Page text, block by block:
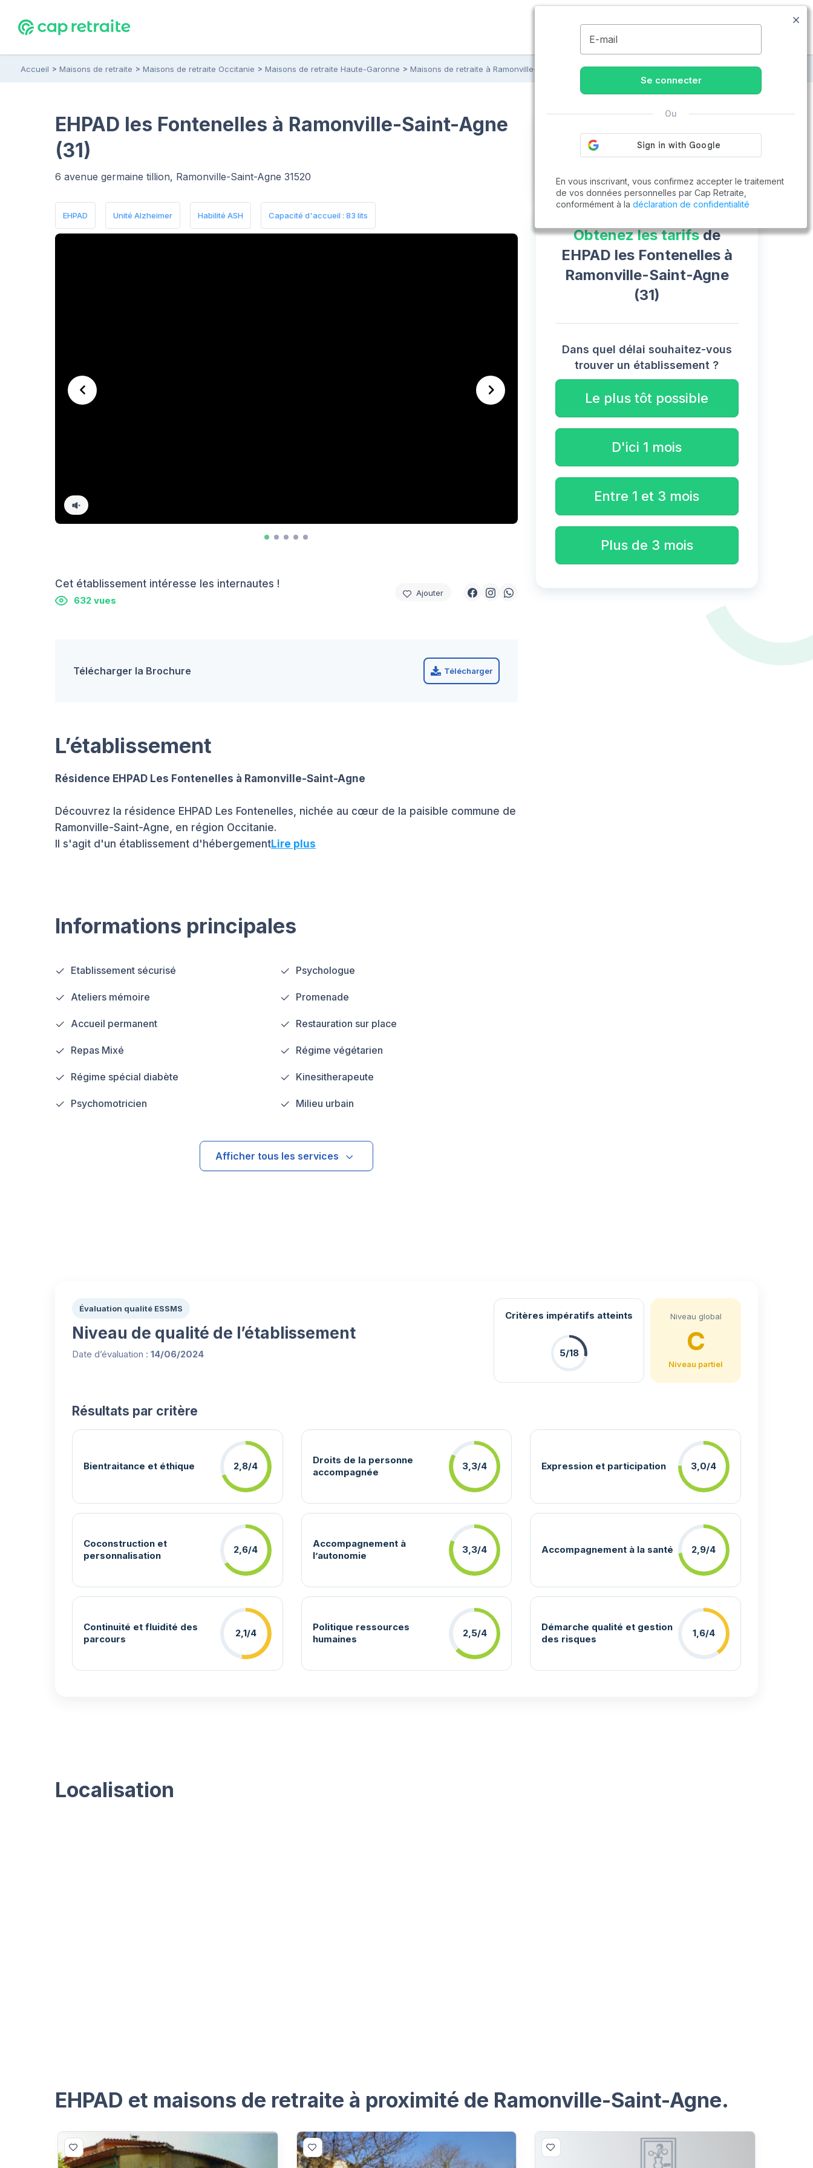
09.77.55.73.00
Accueil Maisons de retraite Maisons de retraite Occitanie Maisons de retraite Haute-Garonne Maisons de retraite à Ramonville-Saint-Agne EHPAD les Fontenelles
Cet établissement intéresse les internautes !
632 vues
Ajouter
Télécharger la Brochure Télécharger
EHPAD les Fontenelles à Ramonville-Saint-Agne
(31)
6 avenue germaine tillion, Ramonville-Saint-Agne 31520
EHPAD Unité Alzheimer Habilité ASH Capacité d'accueil : 83 lits
L’établissement
Résidence EHPAD Les Fontenelles à Ramonville-Saint-Agne
Découvrez la résidence EHPAD Les Fontenelles, nichée au cœur de la paisible commune de
Ramonville-Saint-Agne, en région Occitanie.
Il s'agit d'un établissement d'hébergementLire plus
Informations principales
Etablissement sécurisé Psychologue
Ateliers mémoire Promenade
Accueil permanent Restauration sur place
Repas Mixé Régime végétarien
Régime spécial diabète Kinesitherapeute
Psychomotricien Milieu urbain
Afficher tous les services
Cap Retraite vous aide à trouver un emploi
Obtenez les tarifsde
EHPAD les Fontenelles à
Ramonville-Saint-Agne
(31)
Dans quel délai souhaitez-vous
trouver un établissement ?
Le plus tôt possible
D'ici 1 mois
Entre 1 et 3 mois
Plus de 3 mois
Évaluation qualité ESSMS
Niveau de qualité de l’établissement
Date d’évaluation : 14/06/2024
Niveau global
C
Niveau partiel
Critères impératifs atteints
5/18
Résultats par critère
Bientraitance et éthique 2,8/4
Droits de la personne
accompagnée
3,3/4 Expression et participation 3,0/4
Coconstruction et
personnalisation
2,6/4
Accompagnement à
l’autonomie
3,3/4 Accompagnement à la santé 2,9/4
Continuité et fluidité des
parcours
2,1/4
Politique ressources
humaines
2,5/4
Démarche qualité et gestion
des risques
1,6/4
Localisation
EHPAD et maisons de retraite à proximité de Ramonville-Saint-Agne.
E-mail
Se connecter
Ou
En vous inscrivant, vous confirmez accepter le traitement
de vos données personnelles par Cap Retraite,
conformément à la déclaration de confidentialité